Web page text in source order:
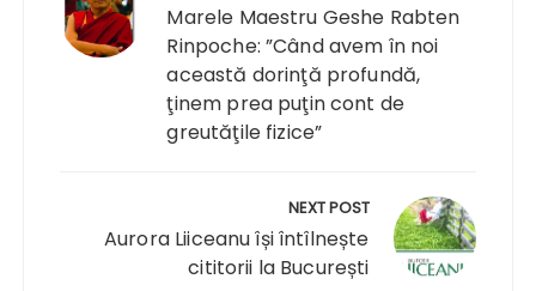
articole
Marele Maestru Geshe Rabten
Rinpoche: ”Când avem în noi
această dorinţă profundă,
ţinem prea puţin cont de
greutăţile fizice”
NEXT POST
Aurora Liiceanu își întîlnește
cititorii la București